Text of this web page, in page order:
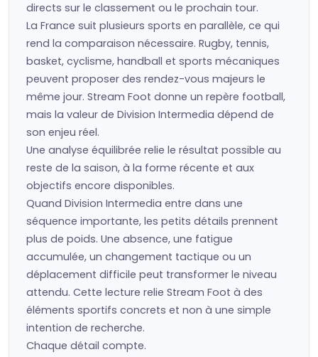
directs sur le classement ou le prochain tour.
La France suit plusieurs sports en parallèle, ce qui
rend la comparaison nécessaire. Rugby, tennis,
basket, cyclisme, handball et sports mécaniques
peuvent proposer des rendez-vous majeurs le
même jour. Stream Foot donne un repère football,
mais la valeur de Division Intermedia dépend de
son enjeu réel.
Une analyse équilibrée relie le résultat possible au
reste de la saison, à la forme récente et aux
objectifs encore disponibles.
Quand Division Intermedia entre dans une
séquence importante, les petits détails prennent
plus de poids. Une absence, une fatigue
accumulée, un changement tactique ou un
déplacement difficile peut transformer le niveau
attendu. Cette lecture relie Stream Foot à des
éléments sportifs concrets et non à une simple
intention de recherche.
Chaque détail compte.